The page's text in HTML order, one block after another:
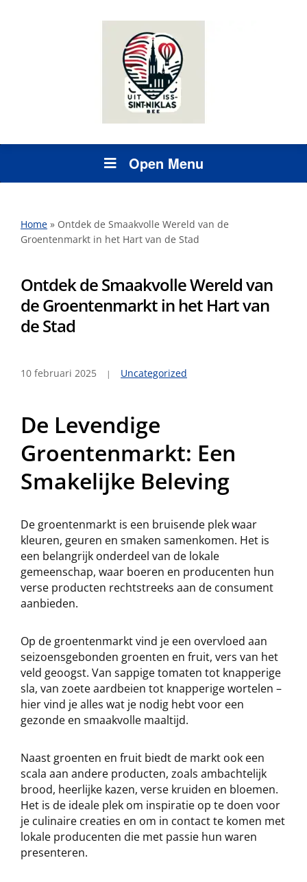
Open Menu
Home » Ontdek de Smaakvolle Wereld van de
Groentenmarkt in het Hart van de Stad
Ontdek de Smaakvolle Wereld van
de Groentenmarkt in het Hart van
de Stad
10 februari 2025 Uncategorized
De Levendige
Groentenmarkt: Een
Smakelijke Beleving
De groentenmarkt is een bruisende plek waar
kleuren, geuren en smaken samenkomen. Het is
een belangrijk onderdeel van de lokale
gemeenschap, waar boeren en producenten hun
verse producten rechtstreeks aan de consument
aanbieden.
Op de groentenmarkt vind je een overvloed aan
seizoensgebonden groenten en fruit, vers van het
veld geoogst. Van sappige tomaten tot knapperige
sla, van zoete aardbeien tot knapperige wortelen –
hier vind je alles wat je nodig hebt voor een
gezonde en smaakvolle maaltijd.
Naast groenten en fruit biedt de markt ook een
scala aan andere producten, zoals ambachtelijk
brood, heerlijke kazen, verse kruiden en bloemen.
Het is de ideale plek om inspiratie op te doen voor
je culinaire creaties en om in contact te komen met
lokale producenten die met passie hun waren
presenteren.